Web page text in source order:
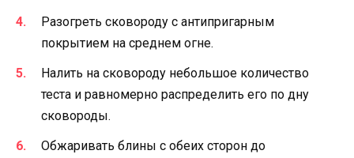
Разогреть сковороду с антипригарным
покрытием на среднем огне.
Налить на сковороду небольшое количество
теста и равномерно распределить его по дну
сковороды.
Обжаривать блины с обеих сторон до